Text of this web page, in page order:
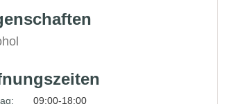
09:00-18:00